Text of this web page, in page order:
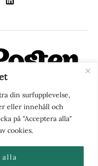
din surfupplevelse,
eller innehåll och
på "Acceptera alla"
cookies.
alla
på nätet. Med
med blick för det större
kanal för nyheter,
grundades 1988 och